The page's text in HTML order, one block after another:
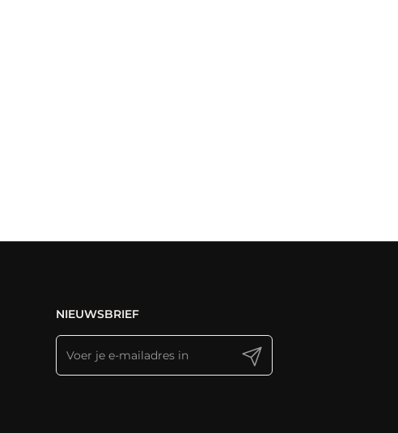
NIEUWSBRIEF
Verzenden